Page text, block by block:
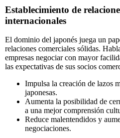
Establecimiento de
internacionales
El dominio del japonés juega un
relaciones comerciales sólidas.
empresas negociar con mayor
las expectativas de sus socios
Impulsa la creación de lazos
japonesas.
Aumenta la posibilidad de
a una mejor comprensión
Reduce malentendidos y
negociaciones.